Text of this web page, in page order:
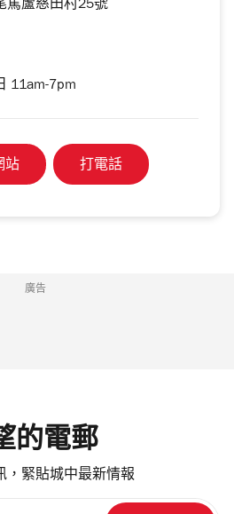
篤蘆慈田村25號
11am-7pm
站 打電話
廣告
的電郵
，緊貼城中最新情報